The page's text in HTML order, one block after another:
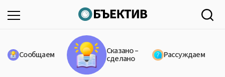
Сообщаем Сказано –
сделано Рассуждаем